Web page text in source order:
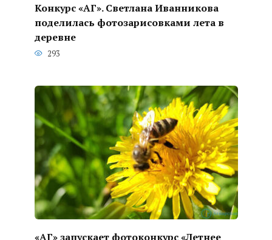
Конкурс «АГ». Светлана Иванникова
поделилась фотозарисовками лета в
деревне
293
«АГ» запускает фотоконкурс «Летнее